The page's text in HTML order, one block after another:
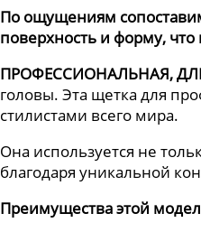
По ощущениям
поверхность и форму,
ПРОФЕССИОНАЛЬНАЯ,
головы. Эта щетка для
стилистами всего мира.
Она используется не
благодаря уникальной
Преимущества этой